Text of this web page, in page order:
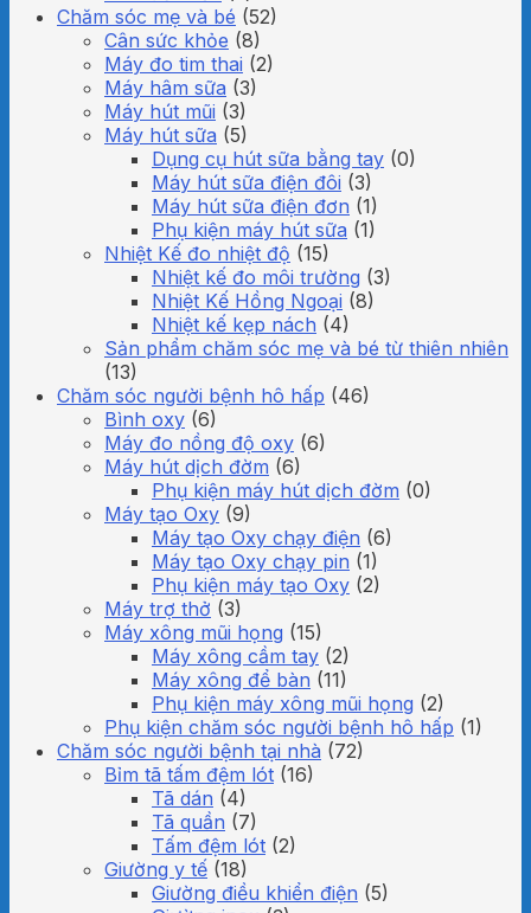
Chăm sóc mẹ và bé (52)
Cân sức khỏe (8)
Máy đo tim thai (2)
Máy hâm sữa (3)
Máy hút mũi (3)
Máy hút sữa (5)
Dụng cụ hút sữa bằng tay (0)
Máy hút sữa điện đôi (3)
Máy hút sữa điện đơn (1)
Phụ kiện máy hút sữa (1)
Nhiệt Kế đo nhiệt độ (15)
Nhiệt kế đo môi trường (3)
Nhiệt Kế Hồng Ngoại (8)
Nhiệt kế kẹp nách (4)
Sản phẩm chăm sóc mẹ và bé từ thiên nhiên
(13)
Chăm sóc người bệnh hô hấp (46)
Bình oxy (6)
Máy đo nồng độ oxy (6)
Máy hút dịch đờm (6)
Phụ kiện máy hút dịch đờm (0)
Máy tạo Oxy (9)
Máy tạo Oxy chạy điện (6)
Máy tạo Oxy chạy pin (1)
Phụ kiện máy tạo Oxy (2)
Máy trợ thở (3)
Máy xông mũi họng (15)
Máy xông cầm tay (2)
Máy xông để bàn (11)
Phụ kiện máy xông mũi họng (2)
Phụ kiện chăm sóc người bệnh hô hấp (1)
Chăm sóc người bệnh tại nhà (72)
Bỉm tã tấm đệm lót (16)
Tã dán (4)
Tã quần (7)
Tấm đệm lót (2)
Giường y tế (18)
Giường điều khiển điện (5)